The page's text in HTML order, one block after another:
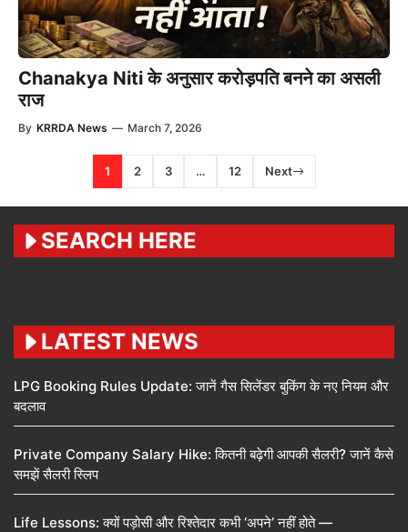
Chanakya Niti के अनुसार करोड़पति बनने का असली
राज
By KRRDA News — March 7, 2026
1 2 3 … 12 Next
SEARCH HERE
LATEST NEWS
LPG Booking Rules Update: जानें गैस सिलेंडर बुकिंग के नए नियम और
बदलाव
Private Company Salary Hike: कितनी बढ़ेगी आपकी सैलरी? जानें कैसे
समझें सैलरी स्लिप
Life Lessons: क्यों पड़ोसी और रिश्तेदार कभी ‘अपने’ नहीं होते —